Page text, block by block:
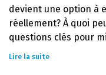
devient une option à
réellement? À quoi
questions clés pour
Lire la suite